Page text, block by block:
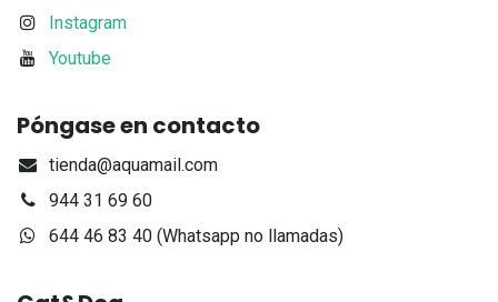
Instagram
Youtube
Póngase en contacto
tienda@aquamail.com
944 31 69 60
644 46 83 40 (Whatsapp no llamadas)